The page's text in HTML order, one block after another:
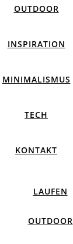
OUTDOOR
INSPIRATION
MINIMALISMUS
TECH
KONTAKT
LAUFEN
OUTDOOR